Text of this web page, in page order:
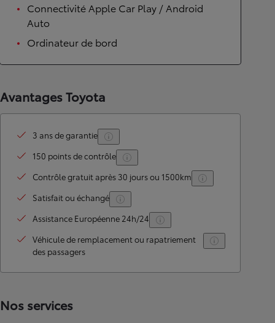
Connectivité Apple Car Play / Android
Auto
Ordinateur de bord
Avantages Toyota
3 ans de garantie
150 points de contrôle
Contrôle gratuit après 30 jours ou 1500km
Satisfait ou échangé
Assistance Européenne 24h/24
Véhicule de remplacement ou rapatriement
des passagers
Nos services